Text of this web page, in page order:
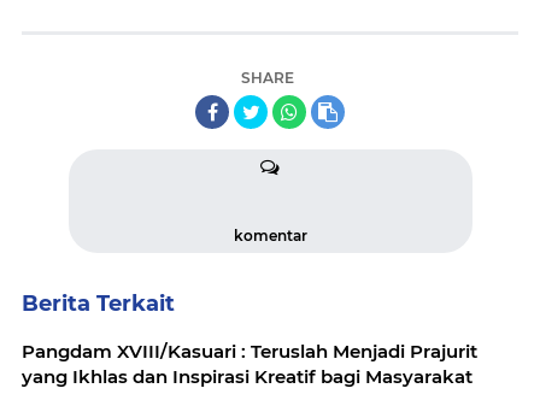
SHARE
komentar
Berita Terkait
Pangdam XVIII/Kasuari : Teruslah Menjadi Prajurit
yang Ikhlas dan Inspirasi Kreatif bagi Masyarakat